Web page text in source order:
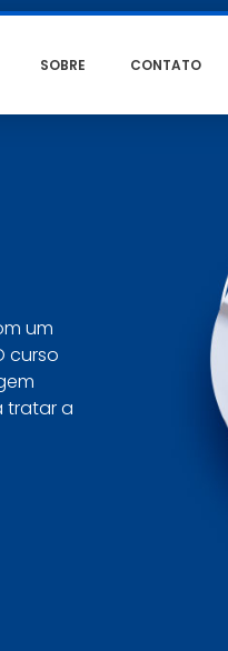
SOBRE CONTATO
um
curso
tratar a